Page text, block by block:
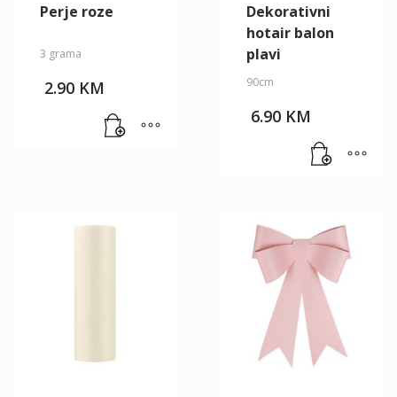
Perje roze
3 grama
2.90 KM
Dekorativni
hotair balon
plavi
90cm
6.90 KM